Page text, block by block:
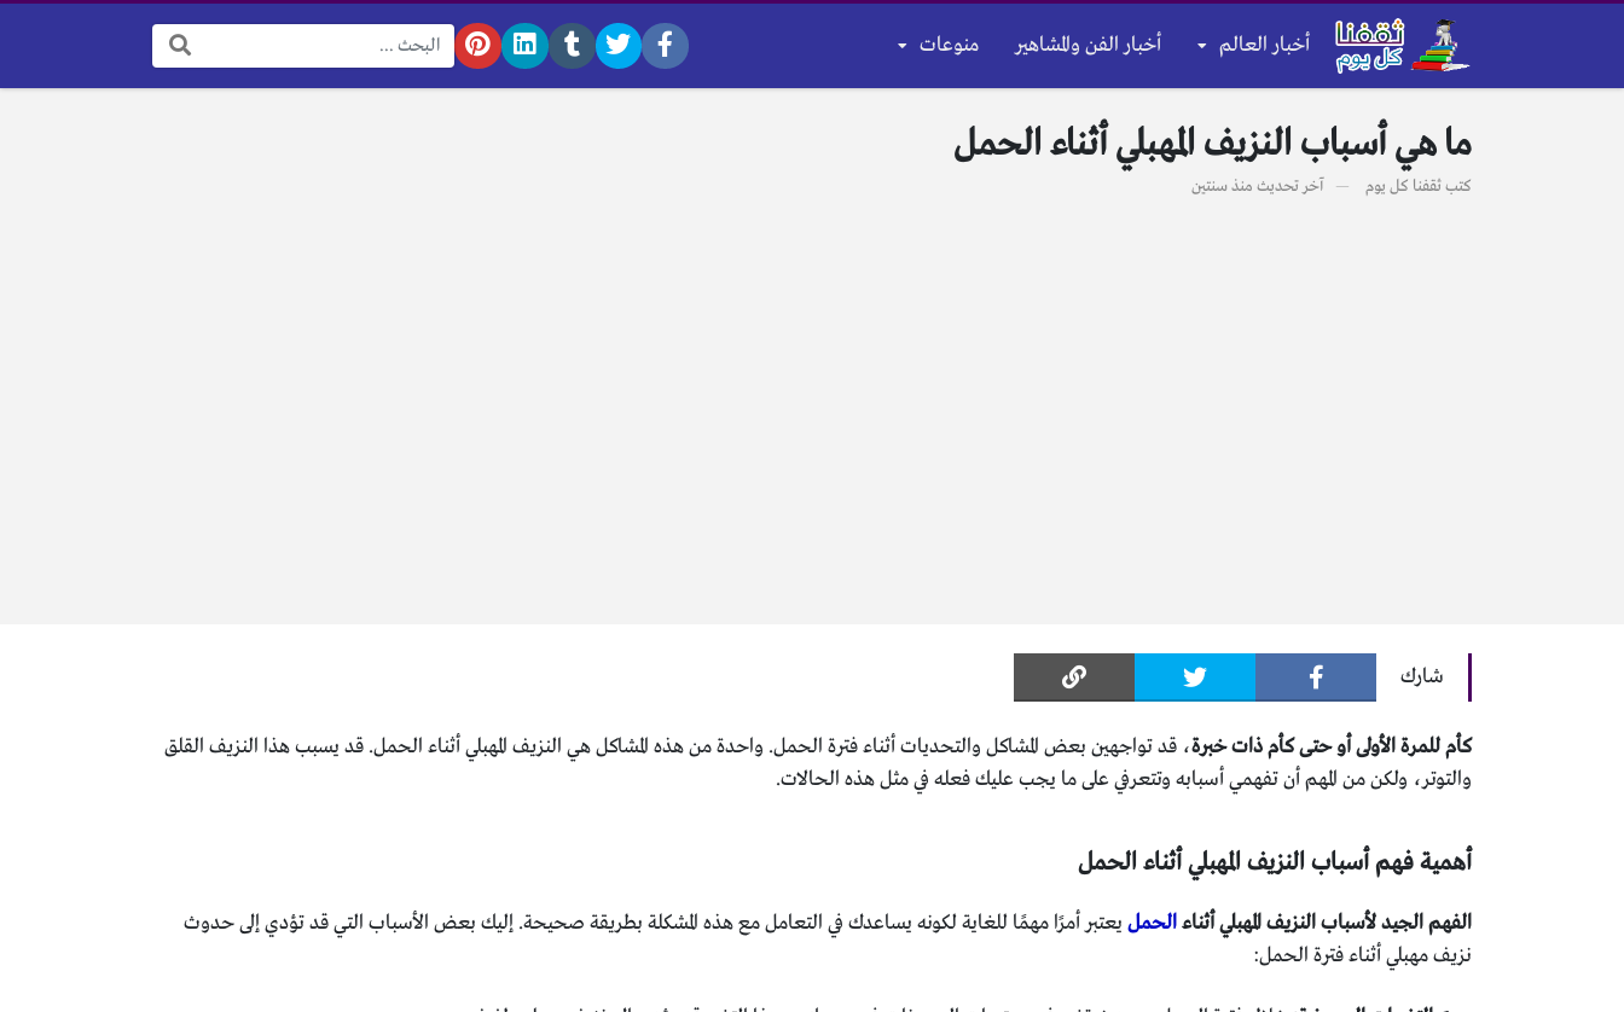
أخبار العالم أخبار الفن والمشاهير منوعات
البحث:
ما هي أسباب النزيف المهبلي أثناء الحمل
كتبثقفنا كل يوم آخر تحديث منذ سنتين
شارك
كأم للمرة الأولى أو حتى كأم ذات خبرة، قد تواجهين بعض المشاكل والتحديات أثناء فترة الحمل. واحدة من هذه المشاكل هي النزيف المهبلي أثناء الحمل. قد يسبب هذا النزيف القلق
والتوتر، ولكن من المهم أن تفهمي أسبابه وتتعرفي على ما يجب عليك فعله في مثل هذه الحالات.
أهمية فهم أسباب النزيف المهبلي أثناء الحمل
الفهم الجيد لأسباب النزيف المهبلي أثناءالحمل يعتبر أمرًا مهمًا للغاية لكونه يساعدك في التعامل مع هذه المشكلة بطريقة صحيحة. إليك بعض الأسباب التي قد تؤدي إلى حدوث
نزيف مهبلي أثناء فترة الحمل: